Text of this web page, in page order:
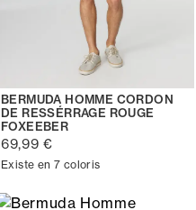
BERMUDA HOMME CORDON
DE RESSÉRRAGE ROUGE
FOXEEBER
69,99 €
Existe en 7 coloris